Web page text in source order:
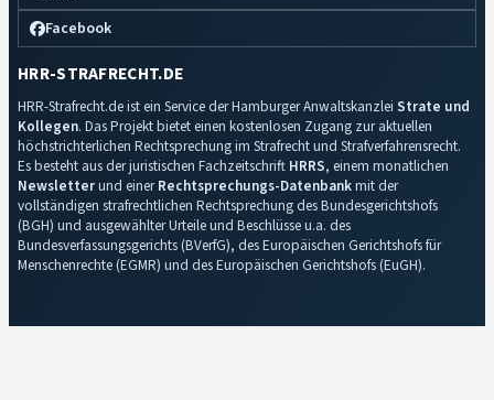
Facebook
HRR-STRAFRECHT.DE
HRR-Strafrecht.de ist ein Service der Hamburger Anwaltskanzlei Strate und
Kollegen. Das Projekt bietet einen kostenlosen Zugang zur aktuellen
höchstrichterlichen Rechtsprechung im Strafrecht und Strafverfahrensrecht.
Es besteht aus der juristischen Fachzeitschrift HRRS, einem monatlichen
Newsletterund einerRechtsprechungs-Datenbankmit der
vollständigen strafrechtlichen Rechtsprechung des Bundesgerichtshofs
(BGH) und ausgewählter Urteile und Beschlüsse u.a. des
Bundesverfassungsgerichts (BVerfG), des Europäischen Gerichtshofs für
Menschenrechte (EGMR) und des Europäischen Gerichtshofs (EuGH).
Impressum·Datenschutz